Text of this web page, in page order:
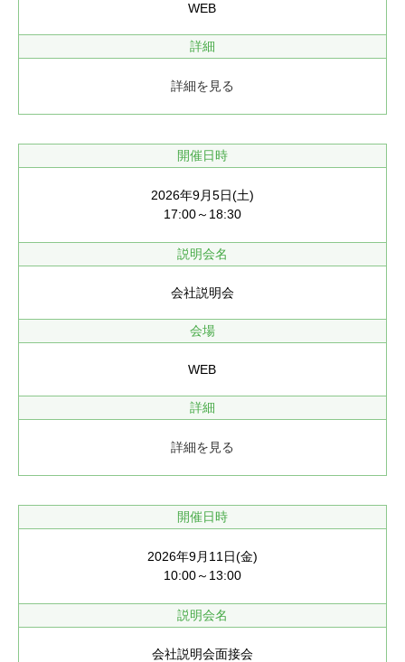
WEB
詳細
詳細を見る
開催日時
2026年9月5日(土)
17:00～18:30
説明会名
会社説明会
会場
WEB
詳細
詳細を見る
開催日時
2026年9月11日(金)
10:00～13:00
説明会名
会社説明会面接会